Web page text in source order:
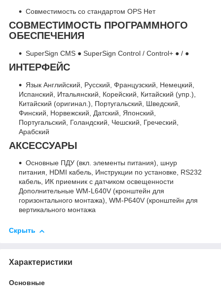
Совместимость со стандартом OPS Нет
СОВМЕСТИМОСТЬ ПРОГРАММНОГО
ОБЕСПЕЧЕНИЯ
SuperSign CMS ● SuperSign Control / Control+ ● / ●
ИНТЕРФЕЙС
Язык Английский, Русский, Французский, Немецкий,
Испанский, Итальянский, Корейский, Китайский (упр.),
Китайский (оригинал.), Португальский, Шведский,
Финский, Норвежский, Датский, Японский,
Португальский, Голандский, Чешский, Греческий,
Арабский
АКСЕССУАРЫ
Основные ПДУ (вкл. элементы питания), шнур
питания, HDMI кабель, Инструкции по установке, RS232
кабель, ИК приемник с датчиком освещенности
Дополнительные WM-L640V (кронштейн для
горизонтального монтажа), WM-P640V (кронштейн для
вертикального монтажа
Скрыть
Характеристики
Основные